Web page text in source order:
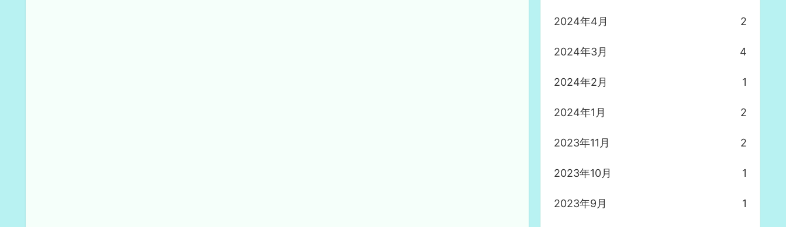
2024年4月 2
2024年3月 4
2024年2月 1
2024年1月 2
2023年11月 2
2023年10月 1
2023年9月 1